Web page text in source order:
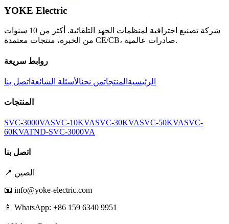
YOKE Electric
شركة تصنيع احترافية لمنظمات الجهد التلقائية. أكثر من 10 سنوات
من الخبرة، منتجات معتمدة CE/CB، صادرات عالمية.
روابط سريعة
الرئيسية المنتجاتمن نحنالأسئلة الشائعة اتصل بنا
المنتجات
SVC-3000VASVC-10KVASVC-30KVASVC-50KVASVC-
60KVATND-SVC-3000VA
اتصل بنا
📍 الصين
📧 info@yoke-electric.com
📱 WhatsApp: +86 159 6340 9951